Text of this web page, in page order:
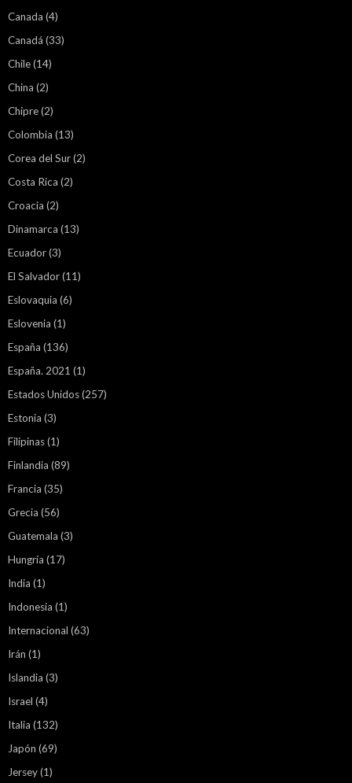
Canada (4)
Canadá (33)
Chile(14)
China (2)
Chipre(2)
Colombia (13)
Corea del Sur(2)
Costa Rica (2)
Croacia (2)
Dinamarca (13)
Ecuador(3)
El Salvador(11)
Eslovaquia (6)
Eslovenia (1)
España (136)
España. 2021 (1)
Estados Unidos(257)
Estonia (3)
Filipinas(1)
Finlandia (89)
Francia (35)
Grecia (56)
Guatemala (3)
Hungría (17)
India (1)
Indonesia (1)
Internacional (63)
Irán (1)
Islandia (3)
Israel (4)
Italia (132)
Japón (69)
Jersey(1)